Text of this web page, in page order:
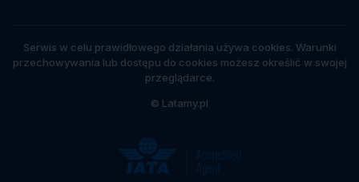
Serwis w celu prawidłowego działania używa cookies. Warunki
przechowywania lub dostępu do cookies możesz określić w swojej
przeglądarce.
© Latamy.pl